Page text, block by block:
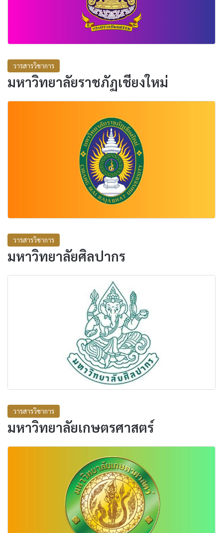
วารสารวิชาการ
มหาวิทยาลัยราชภัฏเชียงใหม่
วารสารวิชาการ
มหาวิทยาลัยศิลปากร
วารสารวิชาการ
มหาวิทยาลัยเกษตรศาสตร์